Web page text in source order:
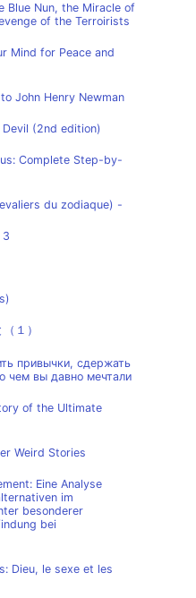
Blue Nun, the Miracle of
of the Terroirists
Mind for Peace and
John Henry Newman
Devil (2nd edition)
Complete Step-by-
du zodiaque) -
3
１）
привычки, сдержать
чем вы давно мечтали
of the Ultimate
Weird Stories
Eine Analyse
im
besonderer
bei
Dieu, le sexe et les